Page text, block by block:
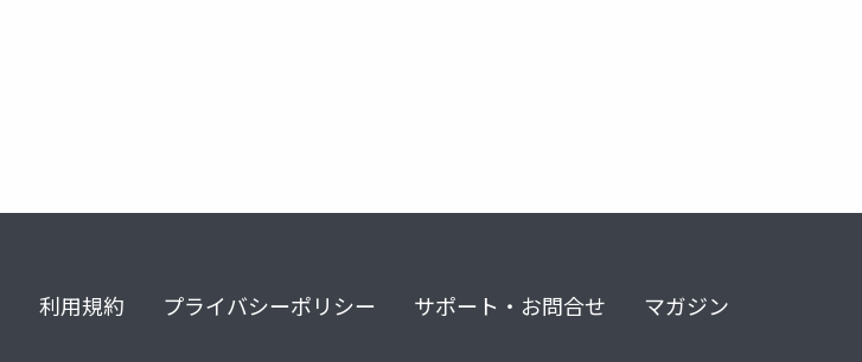
利用規約 プライバシーポリシー サポート・お問合せ マガジン